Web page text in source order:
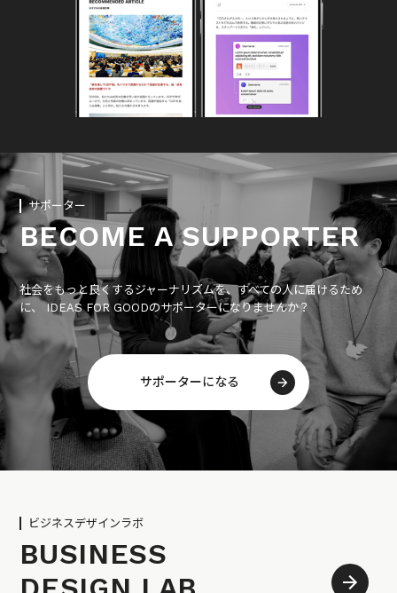
サポーター
BECOME A SUPPORTER
社会をもっと良くするジャーナリズムを、すべての人に届けるため
に、 IDEAS FOR GOODのサポーターになりませんか？
サポーターになる
ビジネスデザインラボ
BUSINESS